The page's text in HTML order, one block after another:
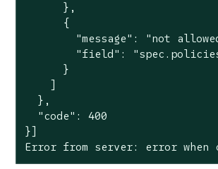
      },
      {
"message": "not
"field":
      }
    ]
  },
  "code": 400
}]
Error from server: error when